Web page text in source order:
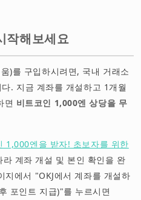
작해보세요
)를 구입하시려면, 국내 거래소
. 지금 계좌를 개설하고 1개월
면 비트코인 1,000엔 상당을 무
1,000엔을 받자! 초보자를 위한
라 계좌 개설 및 본인 확인을 완
에서 "OKJ에서 계좌를 개설하
포인트 지급)"를 누르시면